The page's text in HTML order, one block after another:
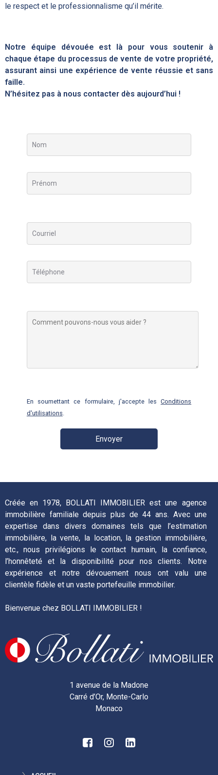
le respect et le professionnalisme qu’il mérite.
Notre équipe dévouée est là pour vous soutenir à
chaque étape du processus de vente de votre propriété,
assurant ainsi une expérience de vente réussie et sans
faille.
N’hésitez pas à nous contacter dès aujourd’hui !
En soumettant ce formulaire, j'accepte lesConditions
d'utilisations.
Créée en 1978, BOLLATI IMMOBILIER est une agence
immobilière familiale depuis plus de 44 ans. Avec une
expertise dans divers domaines tels que l’estimation
immobilière, la vente, la location, la gestion immobilière,
etc., nous privilégions le contact humain, la confiance,
l’honnêteté et la disponibilité pour nos clients. Notre
expérience et notre dévouement nous ont valu une
clientèle fidèle et un vaste portefeuille immobilier.
Bienvenue chez BOLLATI IMMOBILIER !
1 avenue de la Madone
Carré d’Or, Monte-Carlo
Monaco